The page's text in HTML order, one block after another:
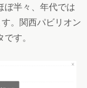
ぼ半々、年代では
。関西パビリオン
す。